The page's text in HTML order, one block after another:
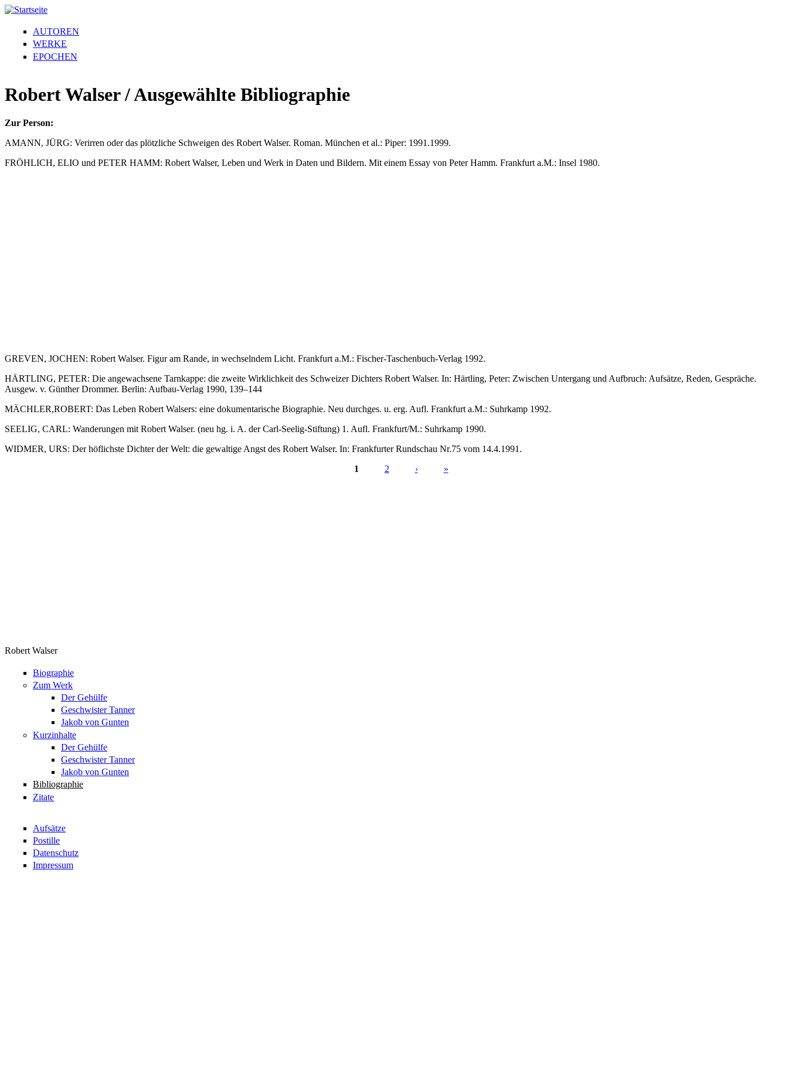
AUTOREN
WERKE
EPOCHEN
Robert Walser / Ausgewählte Bibliographie
Zur Person:
AMANN, JÜRG: Verirren oder das plötzliche Schweigen des Robert Walser. Roman. München et al.: Piper: 1991.1999.
FRÖHLICH, ELIO und PETER HAMM: Robert Walser, Leben und Werk in Daten und Bildern. Mit einem Essay von Peter Hamm. Frankfurt a.M.: Insel 1980.
GREVEN, JOCHEN: Robert Walser. Figur am Rande, in wechselndem Licht. Frankfurt a.M.: Fischer-Taschenbuch-Verlag 1992.
HÄRTLING, PETER: Die angewachsene Tarnkappe: die zweite Wirklichkeit des Schweizer Dichters Robert Walser. In: Härtling, Peter: Zwischen Untergang und Aufbruch: Aufsätze, Reden, Gespräche.
Ausgew. v. Günther Drommer. Berlin: Aufbau-Verlag 1990, 139–144
MÄCHLER,ROBERT: Das Leben Robert Walsers: eine dokumentarische Biographie. Neu durchges. u. erg. Aufl. Frankfurt a.M.: Suhrkamp 1992.
SEELIG, CARL: Wanderungen mit Robert Walser. (neu hg. i. A. der Carl-Seelig-Stiftung) 1. Aufl. Frankfurt/M.: Suhrkamp 1990.
WIDMER, URS: Der höflichste Dichter der Welt: die gewaltige Angst des Robert Walser. In: Frankfurter Rundschau Nr.75 vom 14.4.1991.
1 2 › »
Robert Walser
Biographie
Zum Werk
Der Gehülfe
Geschwister Tanner
Jakob von Gunten
Kurzinhalte
Der Gehülfe
Geschwister Tanner
Jakob von Gunten
Bibliographie
Zitate
Aufsätze
Postille
Datenschutz
Impressum